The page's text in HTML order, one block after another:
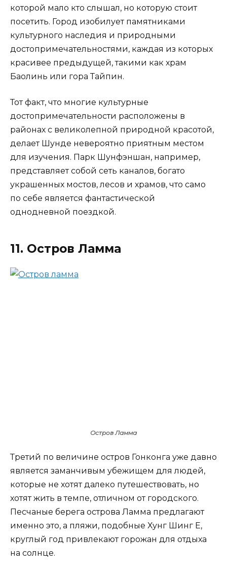
которой мало кто слышал, но которую стоит
посетить. Город изобилует памятниками
культурного наследия и природными
достопримечательностями, каждая из которых
красивее предыдущей, такими как храм
Баолинь или гора Тайпин.
Тот факт, что многие культурные
достопримечательности расположены в
районах с великолепной природной красотой,
делает Шунде невероятно приятным местом
для изучения. Парк Шунфэншан, например,
представляет собой сеть каналов, богато
украшенных мостов, лесов и храмов, что само
по себе является фантастической
однодневной поездкой.
11. Остров Ламма
Остров Ламма
Третий по величине остров Гонконга уже давно
является заманчивым убежищем для людей,
которые не хотят далеко путешествовать, но
хотят жить в темпе, отличном от городского.
Песчаные берега острова Ламма предлагают
именно это, а пляжи, подобные Хунг Шинг Е,
круглый год привлекают горожан для отдыха
на солнце.